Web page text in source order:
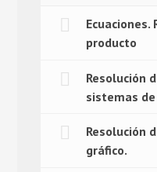
Ecuaciones.
producto
Resolución
sistemas
Resolución
gráfico.